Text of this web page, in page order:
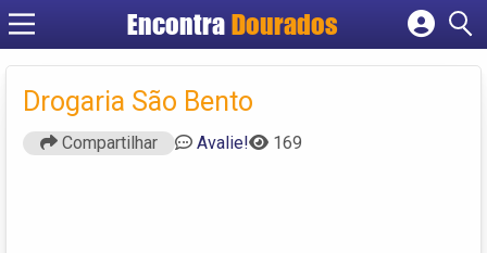
EncontraDourados
Cadastrar empresa
Criar conta
Drogaria São Bento
Compartilhar Avalie! 169